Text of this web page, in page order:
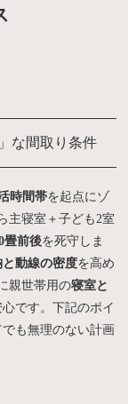
な間取り条件
時間帯を起点にゾ
主寝室＋子ども2室
畳前後を死守しま
と動線の密度を高め
親世帯用の寝室と
です。下記のポイ
も無理のない計画